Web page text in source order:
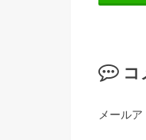
コ
メール